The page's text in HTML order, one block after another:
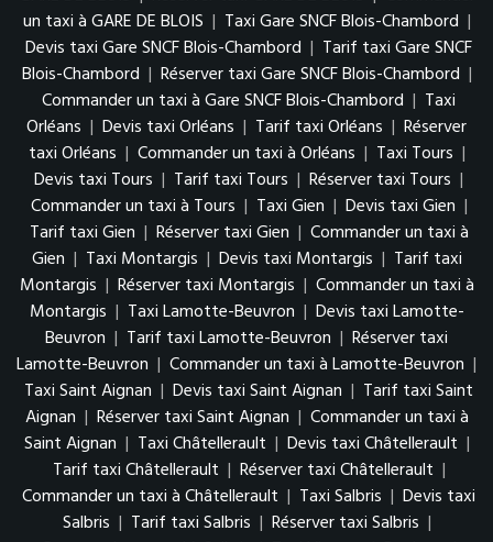
un taxi à GARE DE BLOIS | Taxi Gare SNCF Blois-Chambord |
Devis taxi Gare SNCF Blois-Chambord | Tarif taxi Gare SNCF
Blois-Chambord | Réserver taxi Gare SNCF Blois-Chambord |
Commander un taxi à Gare SNCF Blois-Chambord | Taxi
Orléans | Devis taxi Orléans | Tarif taxi Orléans | Réserver
taxi Orléans | Commander un taxi à Orléans | Taxi Tours |
Devis taxi Tours | Tarif taxi Tours | Réserver taxi Tours |
Commander un taxi à Tours | Taxi Gien | Devis taxi Gien |
Tarif taxi Gien | Réserver taxi Gien | Commander un taxi à
Gien | Taxi Montargis | Devis taxi Montargis | Tarif taxi
Montargis | Réserver taxi Montargis | Commander un taxi à
Montargis | Taxi Lamotte-Beuvron | Devis taxi Lamotte-
Beuvron | Tarif taxi Lamotte-Beuvron | Réserver taxi
Lamotte-Beuvron | Commander un taxi à Lamotte-Beuvron |
Taxi Saint Aignan | Devis taxi Saint Aignan | Tarif taxi Saint
Aignan | Réserver taxi Saint Aignan | Commander un taxi à
Saint Aignan | Taxi Châtellerault | Devis taxi Châtellerault |
Tarif taxi Châtellerault | Réserver taxi Châtellerault |
Commander un taxi à Châtellerault | Taxi Salbris | Devis taxi
Salbris | Tarif taxi Salbris | Réserver taxi Salbris |